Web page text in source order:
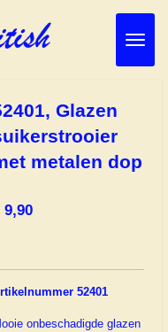
Glazen
metalen dop
9,90
52401
onbeschadigde glazen